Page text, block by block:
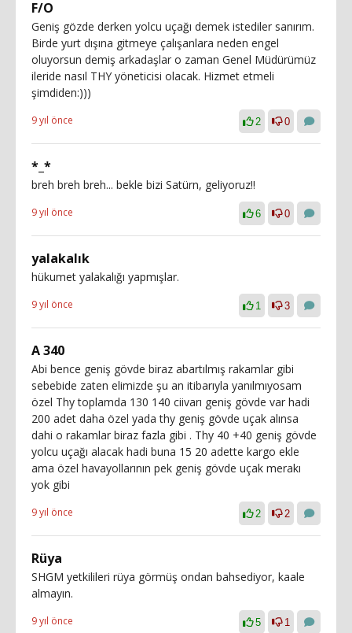
F/O
Geniş gözde derken yolcu uçağı demek istediler sanırım.
Birde yurt dışına gitmeye çalışanlara neden engel
oluyorsun demiş arkadaşlar o zaman Genel Müdürümüz
ileride nasıl THY yöneticisi olacak. Hizmet etmeli
şimdiden:)))
9 yıl önce 2 0
*_*
breh breh breh... bekle bizi Satürn, geliyoruz!!
9 yıl önce 6 0
yalakalık
hükumet yalakalığı yapmışlar.
9 yıl önce 1 3
A 340
Abi bence geniş gövde biraz abartılmış rakamlar gibi
sebebide zaten elimizde şu an itibarıyla yanılmıyosam
özel Thy toplamda 130 140 ciivarı geniş gövde var hadi
200 adet daha özel yada thy geniş gövde uçak alınsa
dahi o rakamlar biraz fazla gibi . Thy 40 +40 geniş gövde
yolcu uçağı alacak hadi buna 15 20 adette kargo ekle
ama özel havayollarının pek geniş gövde uçak merakı
yok gibi
9 yıl önce 2 2
Rüya
SHGM yetkilileri rüya görmüş ondan bahsediyor, kaale
almayın.
9 yıl önce 5 1